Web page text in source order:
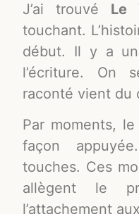
J’ai trouvé Le
touchant.
début. Il y a
l’écriture.
raconté vient du
Par moments,
façon
touches. Ces
allègent le
l’attachement